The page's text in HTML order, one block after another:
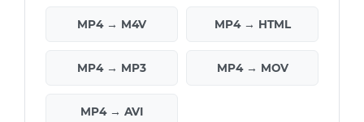
MP4 → M4V MP4 → HTML
MP4 → MP3 MP4 → MOV
MP4 → AVI